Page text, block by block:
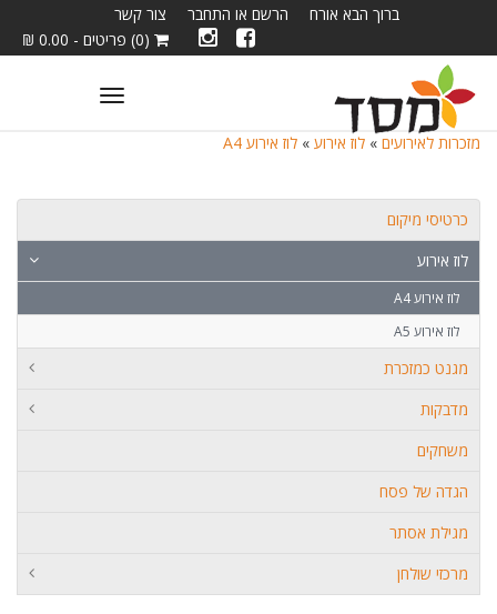
ברוך הבא אורח הרשם או התחבר
צור קשר
(0) פריטים - 0.00 ₪
Toggle
מזכרות לאירועים » לוז אירוע » לוז אירוע A4
כרטיסי מיקום
לוז אירוע
לוז אירוע A4
לוז אירוע A5
מגנט כמזכרת
מדבקות
משחקים
הגדה של פסח
מגילת אסתר
מרכזי שולחן